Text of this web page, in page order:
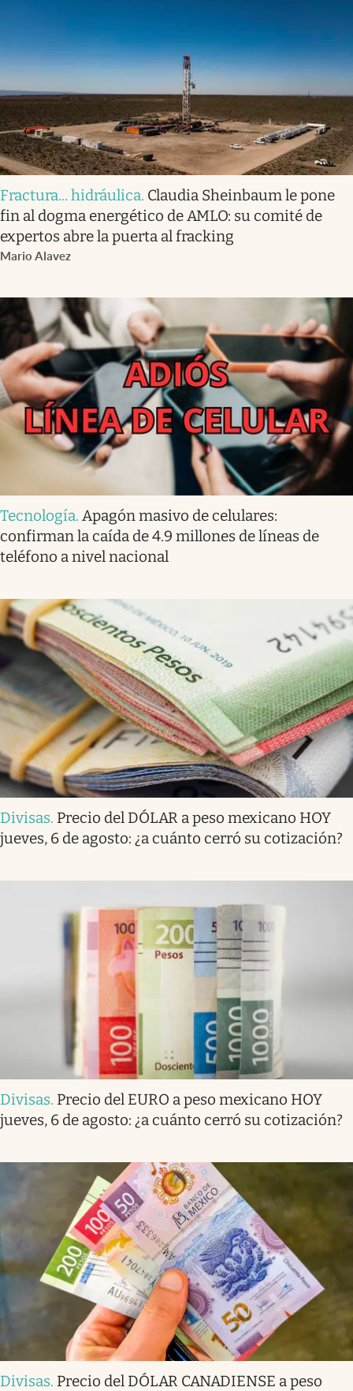
Fractura... hidráulica. Claudia Sheinbaum le pone
fin al dogma energético de AMLO: su comité de
expertos abre la puerta al fracking
Mario Alavez
Tecnología. Apagón masivo de celulares:
confirman la caída de 4.9 millones de líneas de
teléfono a nivel nacional
Divisas. Precio del DÓLAR a peso mexicano HOY
jueves, 6 de agosto: ¿a cuánto cerró su cotización?
Divisas. Precio del EURO a peso mexicano HOY
jueves, 6 de agosto: ¿a cuánto cerró su cotización?
Divisas. Precio del DÓLAR CANADIENSE a peso